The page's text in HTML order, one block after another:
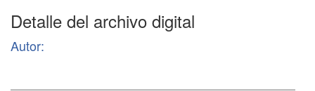
Detalle del archivo digital
Autor: